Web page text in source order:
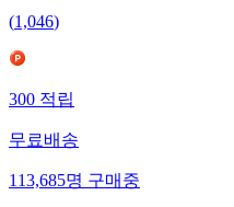
(1,046)
300적립
무료배송
113,685명구매중